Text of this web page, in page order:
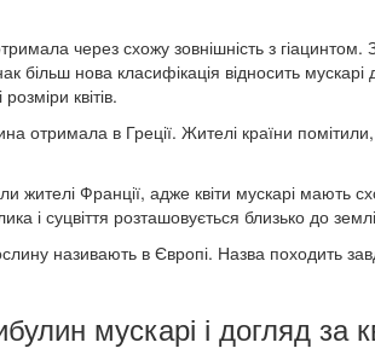
через схожу зовнішність з
більш нова класифікація відносить
квітів.
отримала в Греції. Жителі країни помітили,
Франції, адже квіти мускарі мають
і суцвіття розташовується близько до
називають в Європі. Назва походить
мускарі і догляд за